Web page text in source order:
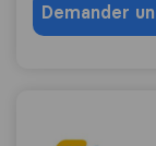
Demander